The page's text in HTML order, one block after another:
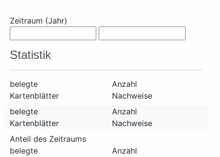
Zeitraum (Jahr)
Statistik
belegte
Kartenblätter
Anzahl
Nachweise
belegte
Kartenblätter
Anzahl
Nachweise
Anteil des Zeitraums
belegte
Anzahl